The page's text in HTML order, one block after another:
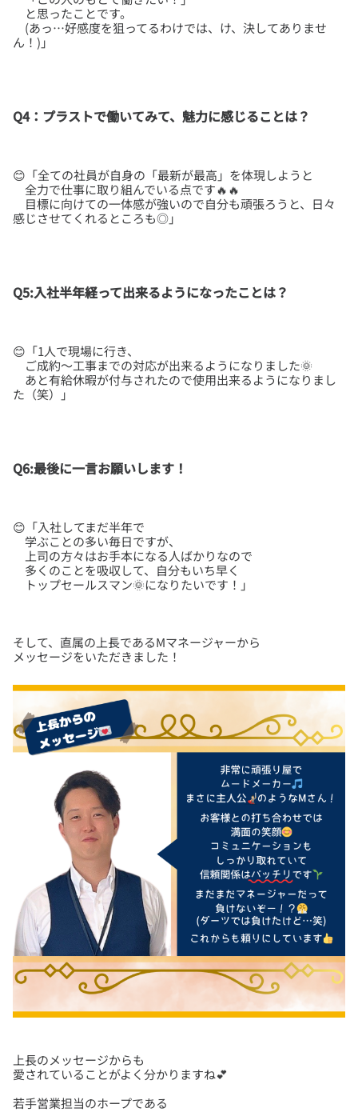
と思ったことです。
(あっ…好感度を狙ってるわけでは、け、決してありませ
Q4：プラストで働いてみて、魅力に感じることは？
😊「全ての社員が自身の「最新が最高」を体現しようと
全力で仕事に取り組んでいる点です🔥🔥
目標に向けての一体感が強いので自分も頑張ろうと、日々
Q5:入社半年経って出来るようになったことは？
😊「1人で現場に行き、
ご成約～工事までの対応が出来るようになりました🌞
あと有給休暇が付与されたので使用出来るようになりまし
Q6:最後に一言お願いします！
😊「入社してまだ半年で
学ぶことの多い毎日ですが、
上司の方々はお手本になる人ばかりなので
多くのことを吸収して、自分もいち早く
そして、直属の上長であるMマネージャーから
上長のメッセージからも
若手営業担当のホープである